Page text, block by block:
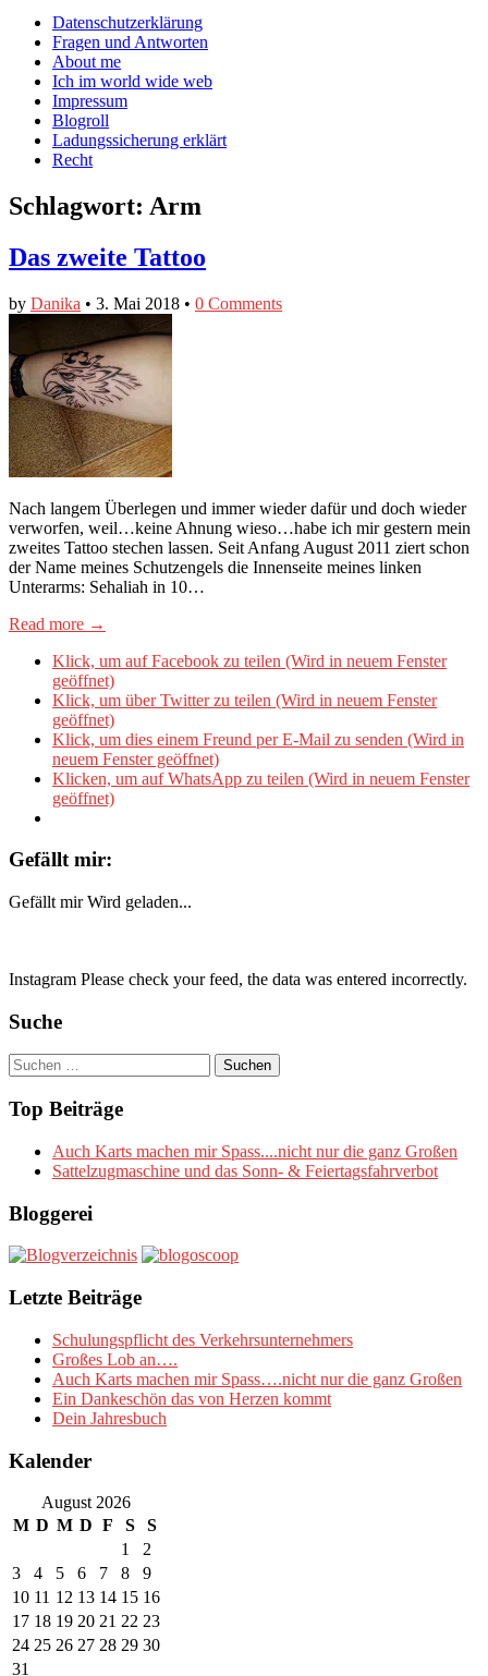
Facebook
anzeigen
Twitter
anzeigen
auf
Instagram
anzeigen
Main
menu
Skip
content
Datenschutzerklärung
Fragen und Antworten
About me
Ich im world wide web
Impressum
Blogroll
Ladungssicherung erklärt
Recht
Schlagwort: Arm
Das zweite Tattoo
by Danika • 3. Mai 2018 • 0 Comments
Nach langem Überlegen und immer wieder dafür und doch wieder
verworfen, weil…keine Ahnung wieso…habe ich mir gestern mein
zweites Tattoo stechen lassen. Seit Anfang August 2011 ziert schon
der Name meines Schutzengels die Innenseite meines linken
Unterarms: Sehaliah in 10…
Read more →
Klick, um auf Facebook zu teilen (Wird in neuem Fenster
geöffnet)
Klick, um über Twitter zu teilen (Wird in neuem Fenster
geöffnet)
Klick, um dies einem Freund per E-Mail zu senden (Wird in
neuem Fenster geöffnet)
Klicken, um auf WhatsApp zu teilen (Wird in neuem Fenster
geöffnet)
Gefällt mir:
Gefällt mir Wird geladen...
Instagram Please check your feed, the data was entered incorrectly.
Suche
Suchen
nach:
Top Beiträge
Auch Karts machen mir Spass....nicht nur die ganz Großen
Sattelzugmaschine und das Sonn- & Feiertagsfahrverbot
Bloggerei
Letzte Beiträge
Schulungspflicht des Verkehrsunternehmers
Großes Lob an….
Auch Karts machen mir Spass….nicht nur die ganz Großen
Ein Dankeschön das von Herzen kommt
Dein Jahresbuch
Kalender
August 2026
M D M D F S
S
1
2
3
4 5 6 7 8
9
10 11 12 13 14 15 16
17 18 19 20 21 22 23
24 25 26 27 28 29 30
31